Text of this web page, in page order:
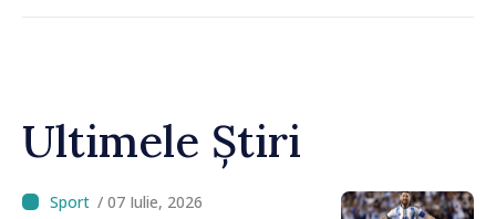
Ultimele Știri
/ 07 Iulie, 2026